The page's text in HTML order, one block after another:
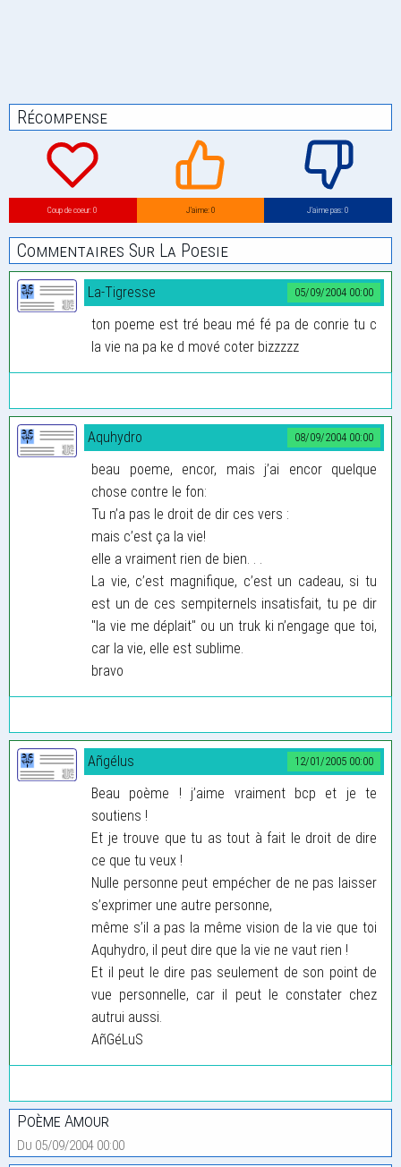
Récompense
Coup de coeur: 0 J’aime: 0 J’aime pas: 0
Commentaires Sur La Poesie
05/09/2004 00:00
La-Tigresse
ton poeme est tré beau mé fé pa de conrie tu c
la vie na pa ke d mové coter bizzzzz
08/09/2004 00:00
Aquhydro
beau poeme, encor, mais j’ai encor quelque
chose contre le fon:
Tu n’a pas le droit de dir ces vers :
mais c’est ça la vie!
elle a vraiment rien de bien. . .
La vie, c’est magnifique, c’est un cadeau, si tu
est un de ces sempiternels insatisfait, tu pe dir
"la vie me déplait" ou un truk ki n’engage que toi,
car la vie, elle est sublime.
bravo
12/01/2005 00:00
Añgélus
Beau poème ! j’aime vraiment bcp et je te
soutiens !
Et je trouve que tu as tout à fait le droit de dire
ce que tu veux !
Nulle personne peut empécher de ne pas laisser
s’exprimer une autre personne,
même s’il a pas la même vision de la vie que toi
Aquhydro, il peut dire que la vie ne vaut rien !
Et il peut le dire pas seulement de son point de
vue personnelle, car il peut le constater chez
autrui aussi.
AñGéLuS
Poème Amour
Du 05/09/2004 00:00